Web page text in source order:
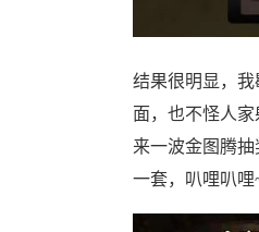
结果很明显，
面，也不怪人
来一波金图腾
一套，叭哩叭